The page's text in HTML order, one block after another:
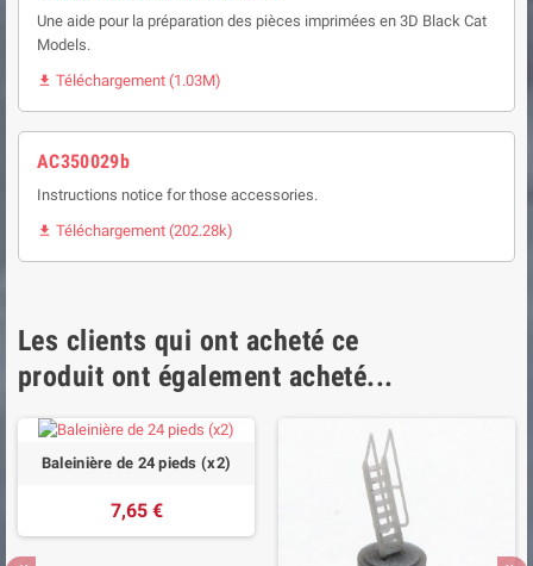
Une aide pour la préparation des pièces imprimées en 3D Black Cat
Models.
 Téléchargement (1.03M)
AC350029b
Instructions notice for those accessories.
 Téléchargement (202.28k)
Les clients qui ont acheté ce
produit ont également acheté...
Baleinière de 24 pieds (x2)
7,65 €